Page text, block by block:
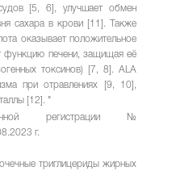
[5, 6], улучшает обмен
сахара в крови [11]. Также
оказывает положительное
функцию печени, защищая её
токсинов) [7, 8]. ALA
при отравлениях [9, 10],
[12]. "
регистрации №
г.
триглицериды жирных